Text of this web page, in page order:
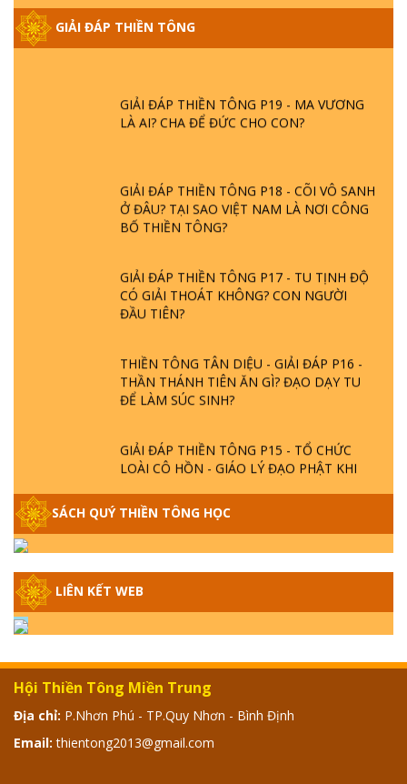
GIẢI ĐÁP THIỀN TÔNG
GIẢI ĐÁP THIỀN TÔNG ĐẶC BIỆT PHẦN 20
- BÁC NGUYỄN NHÂN LÀ AI? PHIỀN NÃO
DO ĐÂU MÀ CÓ?
GIẢI ĐÁP THIỀN TÔNG P19 - MA VƯƠNG
LÀ AI? CHA ĐỂ ĐỨC CHO CON?
GIẢI ĐÁP THIỀN TÔNG P18 - CÕI VÔ SANH
Ở ĐÂU? TẠI SAO VIỆT NAM LÀ NƠI CÔNG
BỐ THIỀN TÔNG?
GIẢI ĐÁP THIỀN TÔNG P17 - TU TỊNH ĐỘ
CÓ GIẢI THOÁT KHÔNG? CON NGƯỜI
ĐẦU TIÊN?
THIỀN TÔNG TÂN DIỆU - GIẢI ĐÁP P16 -
THẦN THÁNH TIÊN ĂN GÌ? ĐẠO DẠY TU
ĐỂ LÀM SÚC SINH?
GIẢI ĐÁP THIỀN TÔNG P15 - TỔ CHỨC
LOÀI CÔ HỒN - GIÁO LÝ ĐẠO PHẬT KHI
NÀO XUẤT BẢN
GIẢI ĐÁP THIỀN TÔNG ĐẶC BIỆT - P13 -
CON NGƯỜI TU THÀNH PHẬT ĐƯỢC
GIẢI ĐÁP THIỀN TÔNG ĐẶC BIỆT - P12 -
SỰ THẬT VỀ ĐẠI HỒNG THỦY? TRỜI ĐÁNH
THÁNH ĐÂM THẦN VẶN HỌNG?
SÁCH QUÝ THIỀN TÔNG HỌC
LIÊN KẾT WEB
Hội Thiền Tông Miền Trung
Địa chỉ: P.Nhơn Phú - TP.Quy Nhơn - Bình Định
Email: thientong2013@gmail.com